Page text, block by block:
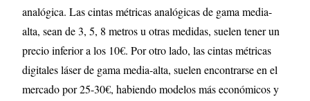
analógica. Las cintas métricas analógicas de gama media-
alta, sean de 3, 5, 8 metros u otras medidas, suelen tener un
precio inferior a los 10€. Por otro lado, las cintas métricas
digitales láser de gama media-alta, suelen encontrarse en el
mercado por 25-30€, habiendo modelos más económicos y